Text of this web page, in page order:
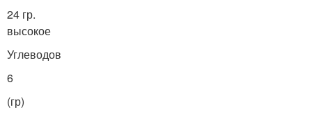
24 гр.
высокое
Углеводов
6
(гр)